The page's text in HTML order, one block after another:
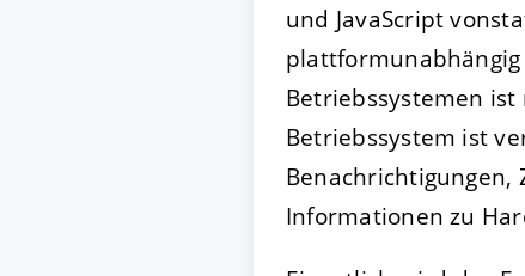
und JavaScript
Betriebssystemen
Betriebssystem ist
Benachrichtigungen,
Informationen zu